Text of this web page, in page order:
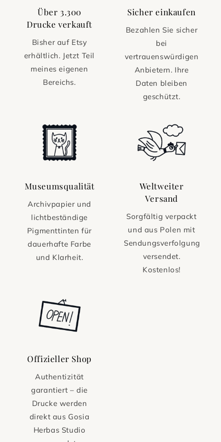
Über 3.300
Drucke verkauft
Bisher auf Etsy
erhältlich. Jetzt Teil
meines eigenen
Bereichs.
Sicher einkaufen
Bezahlen Sie sicher
bei
vertrauenswürdigen
Anbietern. Ihre
Daten bleiben
geschützt.
Museumsqualität
Archivpapier und
lichtbeständige
Pigmenttinten für
dauerhafte Farbe
und Klarheit.
Weltweiter
Versand
Sorgfältig verpackt
und aus Polen mit
Sendungsverfolgung
versendet.
Kostenlos!
Offizieller Shop
Authentizität
garantiert – die
Drucke werden
direkt aus Gosia
Herbas Studio